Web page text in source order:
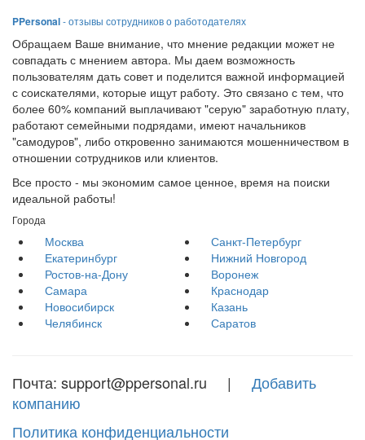
PPersonal- отзывы сотрудников о работодателях
Обращаем Ваше внимание, что мнение редакции может не
совпадать с мнением автора. Мы даем возможность
пользователям дать совет и поделится важной информацией
с соискателями, которые ищут работу. Это связано с тем, что
более 60% компаний выплачивают "серую" заработную плату,
работают семейными подрядами, имеют начальников
"самодуров", либо откровенно занимаются мошенничеством в
отношении сотрудников или клиентов.
Все просто - мы экономим самое ценное, время на поиски
идеальной работы!
Города
Москва
Санкт-Петербург
Екатеринбург
Нижний Новгород
Ростов-на-Дону
Воронеж
Самара
Краснодар
Новосибирск
Казань
Челябинск
Саратов
Почта: support@ppersonal.ru | Добавить
компанию
Политика конфиденциальности